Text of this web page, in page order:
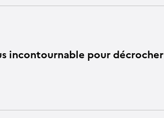
incontournable pour décrocher